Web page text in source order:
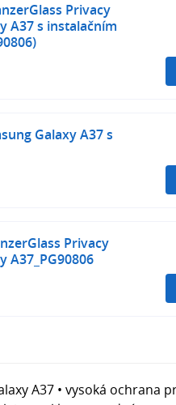
Privacy
A37 s instalačním
Galaxy A37 s
Privacy
A37_PG90806
A37 • vysoká ochrana